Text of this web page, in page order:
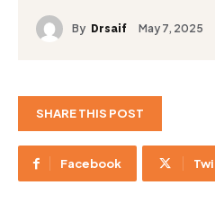
By Drsaif May 7, 2025
SHARE THIS POST
Facebook